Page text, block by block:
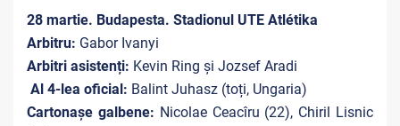
28 martie. Budapesta. Stadionul UTE Atlétika
Arbitru: Gabor Ivanyi
Arbitri asistenți: Kevin Ring și Jozsef Aradi
Al 4-lea oficial: Balint Juhasz (toți, Ungaria)
Cartonașe galbene: Nicolae Ceacîru (22), Chiril Lisnic